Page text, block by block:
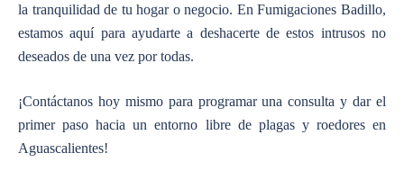
la tranquilidad de tu hogar o negocio. En Fumigaciones Badillo,
estamos aquí para ayudarte a deshacerte de estos intrusos no
deseados de una vez por todas.
¡Contáctanos hoy mismo para programar una consulta y dar el
primer paso hacia un entorno libre de plagas y roedores en
Aguascalientes!